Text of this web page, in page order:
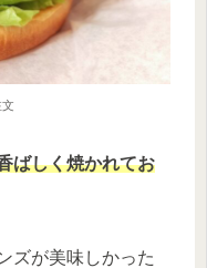
ばしく焼かれてお
ズが美味しかった